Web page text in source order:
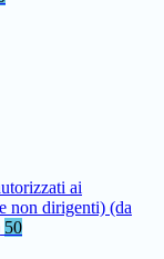
ai
non dirigenti) (da
50